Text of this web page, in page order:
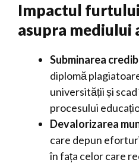
Impactul
asupra mediului
Subminarea
diplomă
universității și
procesului
Devalorizarea
care depun
în fața celor care